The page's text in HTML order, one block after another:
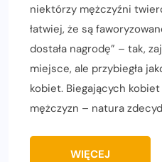
niektórzy mężczyźni
łatwiej, że są
dostała nagrodę” – tak,
miejsce, ale przybiegła
kobiet. Biegających
mężczyzn – natura
WIĘCEJ